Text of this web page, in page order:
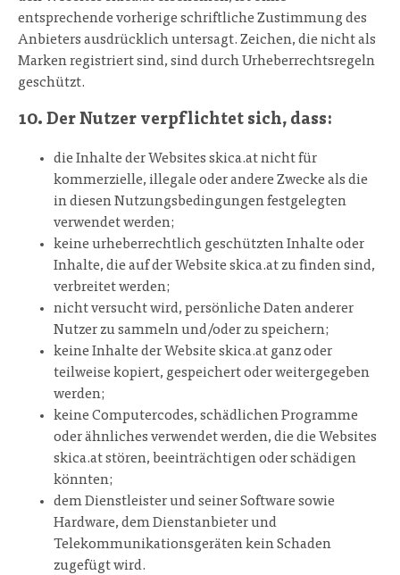
entsprechende vorherige schriftliche Zustimmung des
Anbieters ausdrücklich untersagt. Zeichen, die nicht als
Marken registriert sind, sind durch Urheberrechtsregeln
geschützt.
10. Der Nutzer verpflichtet sich, dass:
die Inhalte der Websites skica.at nicht für
kommerzielle, illegale oder andere Zwecke als die
in diesen Nutzungsbedingungen festgelegten
verwendet werden;
keine urheberrechtlich geschützten Inhalte oder
Inhalte, die auf der Website skica.at zu finden sind,
verbreitet werden;
nicht versucht wird, persönliche Daten anderer
Nutzer zu sammeln und/oder zu speichern;
keine Inhalte der Website skica.at ganz oder
teilweise kopiert, gespeichert oder weitergegeben
werden;
keine Computercodes, schädlichen Programme
oder ähnliches verwendet werden, die die Websites
skica.at stören, beeinträchtigen oder schädigen
könnten;
dem Dienstleister und seiner Software sowie
Hardware, dem Dienstanbieter und
Telekommunikationsgeräten kein Schaden
zugefügt wird.